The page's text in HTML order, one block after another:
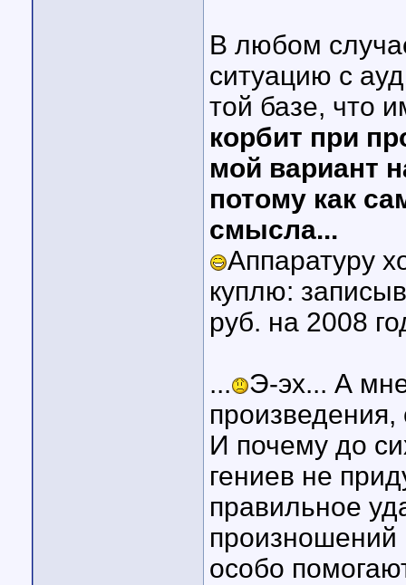
В любом
ситуацию с
той базе, что
корбит при
мой вариант
потому как
смысла...
Аппаратуру
куплю:
руб. на 2008
...
Э-эх... А
И почему до
гениев не
правильное
произношений
особо